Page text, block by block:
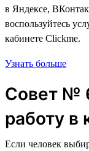
в Яндексе,
воспользуйтесь
кабинете Clickme.
Узнать больше
Совет №
работу в
Если человек